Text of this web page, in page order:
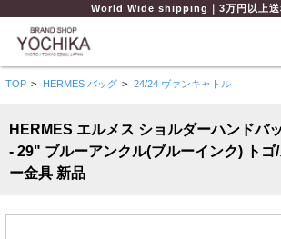
World Wide shipping｜3万円以上送
TOP > HERMES バッグ > 24/24 ヴァンキャトル
HERMES エルメス ショルダーハンドバ
- 29" ブルーアンクル(ブルーインク) トゴ
ー金具 新品